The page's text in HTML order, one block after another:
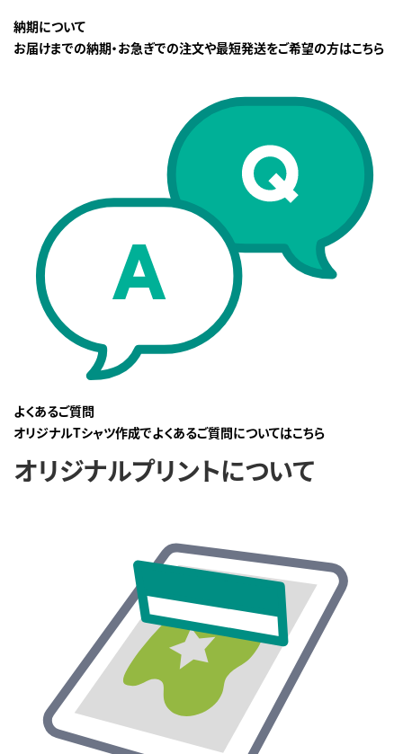
納期について
お届けまでの納期・お急ぎでの注文や最短発送をご希望の方はこちら
よくあるご質問
オリジナルTシャツ作成でよくあるご質問についてはこちら
オリジナルプリントについて